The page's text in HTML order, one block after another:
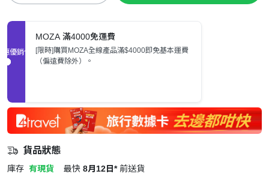
促銷優惠
MOZA 滿4000免運費
[限時]購買MOZA全線產品滿$4000即免基本運費
（偏遠費除外）。
貨品狀態
庫存 有現貨 最快 8月12日* 前送貨